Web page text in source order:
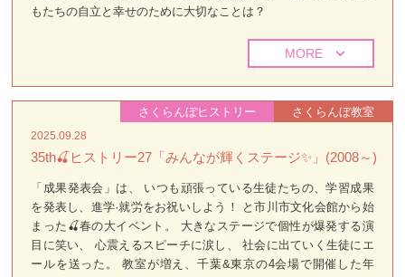
もたちの自立と幸せのために大切なことは？
MORE
さくらんぼ教室
さくらんぼヒストリー
2025.09.28
35th🍒ヒストリー27「みんなが輝くステージ✨」(2008～)
「成果発表会」は、 いつも頑張っている生徒たちの、学習成果
を発表し、進学·就労をお祝いしよう！ と市川市文化会館から始
まった🍒春の大イベント。 大きなステージで個性が爆発する演
目に笑い、 心震えるスピーチに涙し、 社会に出ていく生徒にエ
ールを送った。 教室が増え、千葉&東京の4会場で開催した年